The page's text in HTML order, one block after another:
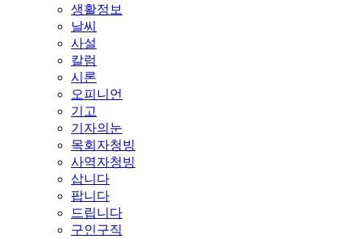
생활정보
날씨
사설
칼럼
시론
오피니언
기고
기자의눈
목회자청빙
사역자청빙
삽니다
팝니다
드립니다
구인구직